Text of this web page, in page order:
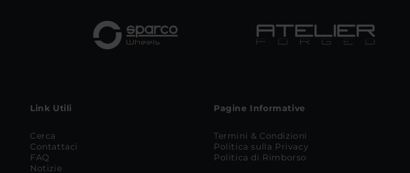
Link Utili
Cerca
Contattaci
FAQ
Notizie
Pagine Informative
Termini & Condizioni
Politica sulla Privacy
Politica di Rimborso